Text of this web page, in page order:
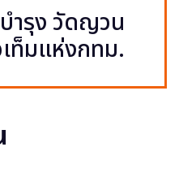
ำรุง วัดญวน
ท็มแห่งกทม.